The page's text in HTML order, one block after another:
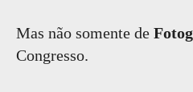
Mas não somente de
Congresso.